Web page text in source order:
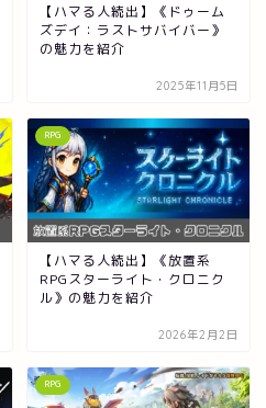
【ハマる人続出】《ドゥーム
ズデイ：ラストサバイバー》
の魅力を紹介
2025年11月5日
RPG
【ハマる人続出】《放置系
RPGスターライト・クロニク
ル》の魅力を紹介
2026年2月2日
RPG